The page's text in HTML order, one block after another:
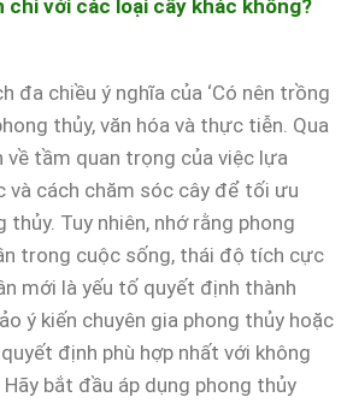
chi với các loại cây khác không?
đa chiều ý nghĩa của ‘Có nên trồng
thủy, văn hóa và thực tiễn. Qua
về tầm quan trọng của việc lựa
và cách chăm sóc cây để tối ưu
thủy. Tuy nhiên, nhớ rằng phong
trong cuộc sống, thái độ tích cực
mới là yếu tố quyết định thành
ý kiến chuyên gia phong thủy hoặc
định phù hợp nhất với không
bắt đầu áp dụng phong thủy